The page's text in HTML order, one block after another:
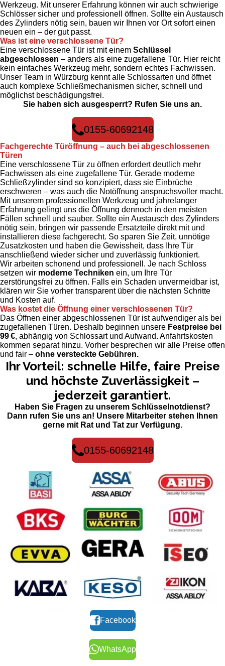
Werkzeug. Mit unserer Erfahrung können wir auch schwierige
Schlösser sicher und professionell öffnen. Sollte ein Austausch
des Zylinders nötig sein, bauen wir Ihnen vor Ort sofort einen
neuen ein – der gut passt.
Was ist eine verschlossene Tür?
Eine verschlossene Tür ist mit einem Schlüssel
abgeschlossen – anders als eine zugefallene Tür. Hier reicht
kein einfaches Werkzeug mehr, sondern echtes Fachwissen.
Unser Team in Würzburg kennt alle Schlossarten und öffnet
auch komplexe Schließmechanismen sicher, schnell und
möglichst beschädigungsfrei.
Sie haben sich ausgesperrt? Rufen Sie uns an.
0155-60692148
Fachgerechte Türöffnung – auch bei abgeschlossenen
Türen
Eine verschlossene Tür zu öffnen erfordert deutlich mehr
Fachwissen als eine zugefallene Tür. Gerade moderne
Schließzylinder sind so konzipiert, dass sie Einbrüche
erschweren – was auch die Notöffnung anspruchsvoller macht.
Mit unserem professionellen Werkzeug und jahrelanger
Erfahrung gelingt uns die Öffnung dennoch in den meisten
Fällen schnell und sauber. Sollte ein Austausch des Zylinders
nötig sein, bringen wir passende Ersatzteile direkt mit und
installieren diese fachgerecht. So sparen Sie Zeit, unnötige
Zusatzkosten und haben die Gewissheit, dass Ihre Tür
anschließend wieder sicher und zuverlässig funktioniert.
Wir arbeiten schonend und professionell. Je nach Schloss
setzen wir moderne Techniken ein, um Ihre Tür
zerstörungsfrei zu öffnen. Falls ein Schaden unvermeidbar ist,
klären wir Sie vorher transparent über die nächsten Schritte
und Kosten auf.
Was kostet die Öffnung einer verschlossenen Tür?
Das Öffnen einer abgeschlossenen Tür ist aufwendiger als bei
zugefallenen Türen. Deshalb beginnen unsere Festpreise bei
99 €, abhängig von Schlossart und Aufwand. Anfahrtskosten
kommen separat hinzu. Vorher besprechen wir alle Preise offen
und fair – ohne versteckte Gebühren.
Ihr Vorteil: schnelle Hilfe, faire Preise
und höchste Zuverlässigkeit –
jederzeit garantiert.
Haben Sie Fragen zu unserem Schlüsselnotdienst?
Dann rufen Sie uns an! Unsere Mitarbeiter stehen Ihnen
gerne mit Rat und Tat zur Verfügung.
0155-60692148
Facebook
WhatsApp